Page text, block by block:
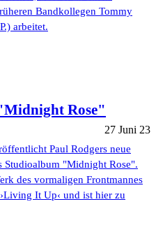
Bandkollegen Tommy
arbeitet.
Rose"
27 Juni 23
Paul Rodgers neue
Studioalbum "Midnight Rose".
des vormaligen Frontmannes
It Up‹ und ist hier zu